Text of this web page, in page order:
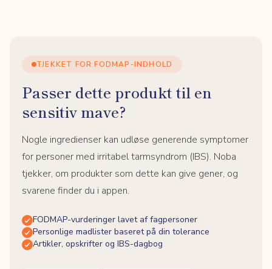
TJEKKET FOR FODMAP-INDHOLD
Passer dette produkt til en
sensitiv mave?
Nogle ingredienser kan udløse generende symptomer
for personer med irritabel tarmsyndrom (IBS). Noba
tjekker, om produkter som dette kan give gener, og
svarene finder du i appen.
FODMAP-vurderinger lavet af fagpersoner
Personlige madlister baseret på din tolerance
Artikler, opskrifter og IBS-dagbog